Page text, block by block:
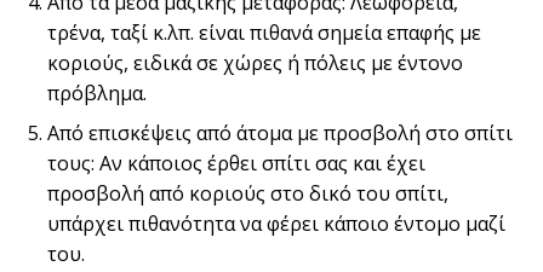
τρένα, ταξί κ.λπ. είναι πιθανά σημεία επαφής με
κοριούς, ειδικά σε χώρες ή πόλεις με έντονο
πρόβλημα.
Από επισκέψεις από άτομα με προσβολή στο σπίτι
τους: Αν κάποιος έρθει σπίτι σας και έχει
προσβολή από κοριούς στο δικό του σπίτι,
υπάρχει πιθανότητα να φέρει κάποιο έντομο μαζί
του.